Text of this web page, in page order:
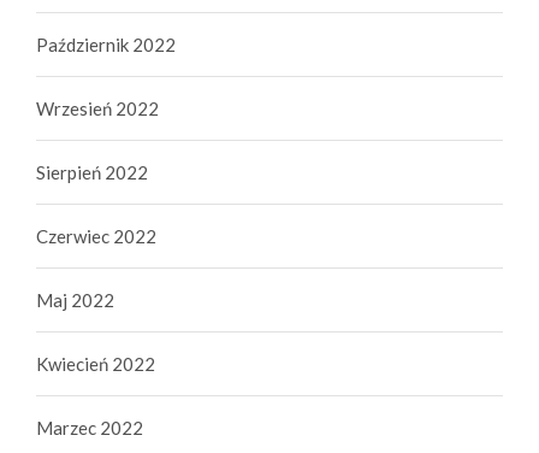
Październik 2022
Wrzesień 2022
Sierpień 2022
Czerwiec 2022
Maj 2022
Kwiecień 2022
Marzec 2022